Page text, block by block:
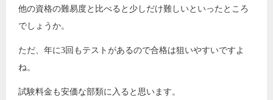
他の資格の難易度と比べると少しだけ難しいといったところ
でしょうか。
ただ、年に3回もテストがあるので合格は狙いやすいですよ
ね。
試験料金も安価な部類に入ると思います。